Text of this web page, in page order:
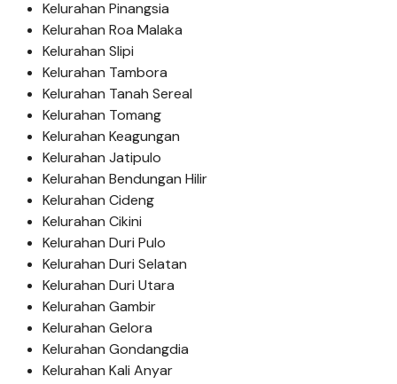
Kelurahan Pinangsia
Kelurahan Roa Malaka
Kelurahan Slipi
Kelurahan Tambora
Kelurahan Tanah Sereal
Kelurahan Tomang
Kelurahan Keagungan
Kelurahan Jatipulo
Kelurahan Bendungan Hilir
Kelurahan Cideng
Kelurahan Cikini
Kelurahan Duri Pulo
Kelurahan Duri Selatan
Kelurahan Duri Utara
Kelurahan Gambir
Kelurahan Gelora
Kelurahan Gondangdia
Kelurahan Kali Anyar